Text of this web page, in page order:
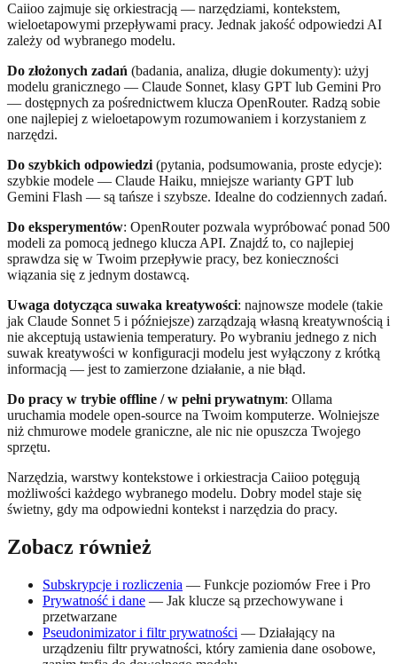
Caiioo zajmuje się orkiestracją — narzędziami, kontekstem,
wieloetapowymi przepływami pracy. Jednak jakość odpowiedzi AI
zależy od wybranego modelu.
Do złożonych zadań (badania, analiza, długie dokumenty): użyj
modelu granicznego — Claude Sonnet, klasy GPT lub Gemini Pro
— dostępnych za pośrednictwem klucza OpenRouter. Radzą sobie
one najlepiej z wieloetapowym rozumowaniem i korzystaniem z
narzędzi.
Do szybkich odpowiedzi(pytania, podsumowania, proste edycje):
szybkie modele — Claude Haiku, mniejsze warianty GPT lub
Gemini Flash — są tańsze i szybsze. Idealne do codziennych zadań.
Do eksperymentów: OpenRouter pozwala wypróbować ponad 500
modeli za pomocą jednego klucza API. Znajdź to, co najlepiej
sprawdza się w Twoim przepływie pracy, bez konieczności
wiązania się z jednym dostawcą.
Uwaga dotycząca suwaka kreatywości: najnowsze modele (takie
jak Claude Sonnet 5 i późniejsze) zarządzają własną kreatywnością i
nie akceptują ustawienia temperatury. Po wybraniu jednego z nich
suwak kreatywości w konfiguracji modelu jest wyłączony z krótką
informacją — jest to zamierzone działanie, a nie błąd.
Do pracy w trybie offline / w pełni prywatnym: Ollama
uruchamia modele open-source na Twoim komputerze. Wolniejsze
niż chmurowe modele graniczne, ale nic nie opuszcza Twojego
sprzętu.
Narzędzia, warstwy kontekstowe i orkiestracja Caiioo potęgują
możliwości każdego wybranego modelu. Dobry model staje się
świetny, gdy ma odpowiedni kontekst i narzędzia do pracy.
Zobacz również
Subskrypcje i rozliczenia — Funkcje poziomów Free i Pro
Prywatność i dane — Jak klucze są przechowywane i
przetwarzane
Pseudonimizator i filtr prywatności — Działający na
urządzeniu filtr prywatności, który zamienia dane osobowe,